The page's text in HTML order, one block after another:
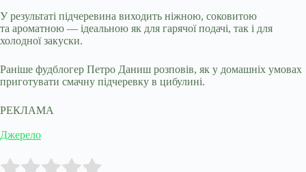
У результаті підчеревина виходить ніжною, соковитою
та ароматною — ідеальною як для гарячої подачі, так і для
холодної закуски.
Раніше фудблогер Петро Даниш розповів, як у домашніх умовах
приготувати смачну підчеревку в цибулині.
РЕКЛАМА
Джерело
Rate this item: